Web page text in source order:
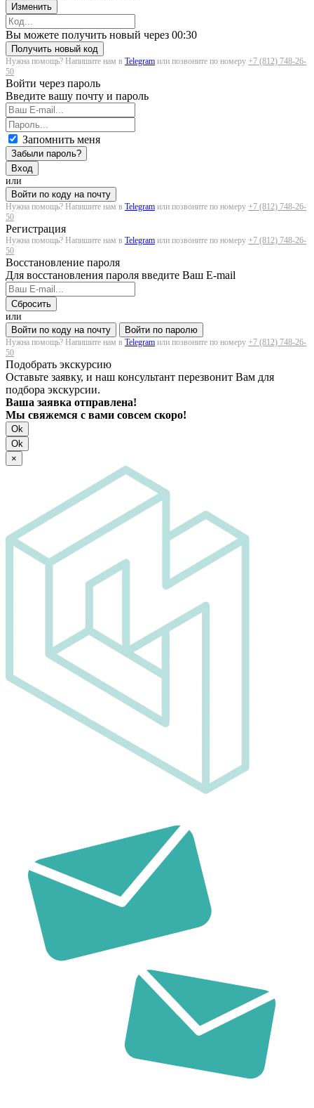
Изменить
Загрузка...
Вы можете получить новый через 00:30
Получить новый код
Нужна помощь? Напишите нам в Telegram или позвоните по номеру +7 (812) 748-26-
50
Войти через пароль
Введите вашу почту и пароль
Запомнить меня
Забыли пароль?
Вход
или
Войти по коду на почту
Нужна помощь? Напишите нам в Telegram или позвоните по номеру +7 (812) 748-26-
50
Регистрация
Нужна помощь? Напишите нам в Telegram или позвоните по номеру +7 (812) 748-26-
50
Восстановление пароля
Для восстановления пароля введите Ваш E-mail
Сбросить
или
Войти по коду на почту
Войти по паролю
Нужна помощь? Напишите нам в Telegram или позвоните по номеру +7 (812) 748-26-
50
Подобрать экскурсию
Оставьте заявку, и наш консультант перезвонит Вам для
подбора экскурсии.
Ваша заявка отправлена!
Мы свяжемся с вами совсем скоро!
Ok
Ok
×